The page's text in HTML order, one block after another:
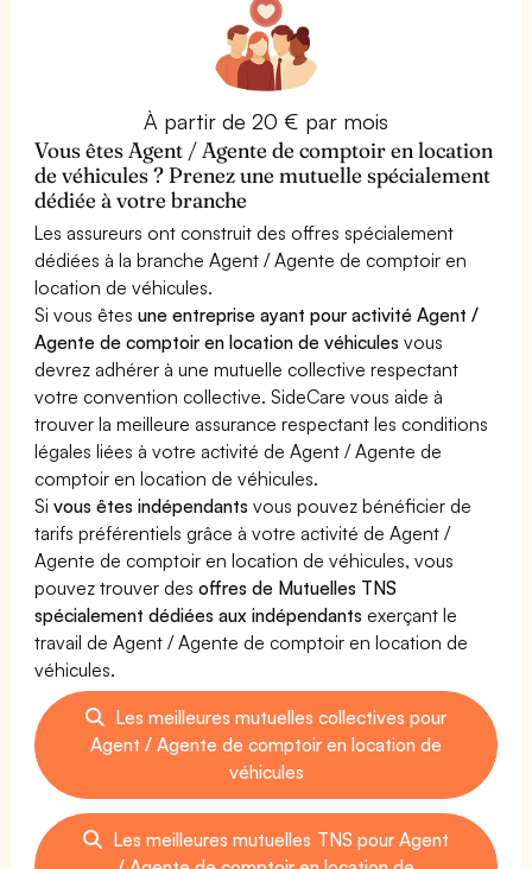
À partir de 20 € par mois
Vous êtes Agent / Agente de comptoir en location
de véhicules ? Prenez une mutuelle spécialement
dédiée à votre branche
Les assureurs ont construit des offres spécialement
dédiées à la branche Agent / Agente de comptoir en
location de véhicules.
Si vous êtesune entreprise ayant pour activité Agent /
Agente de comptoir en location de véhicules vous
devrez adhérer à une mutuelle collective respectant
votre convention collective. SideCare vous aide à
trouver la meilleure assurance respectant les conditions
légales liées à votre activité de Agent / Agente de
comptoir en location de véhicules.
Sivous êtes indépendants vous pouvez bénéficier de
tarifs préférentiels grâce à votre activité de Agent /
Agente de comptoir en location de véhicules, vous
pouvez trouver desoffres de Mutuelles TNS
spécialement dédiées aux indépendants exerçant le
travail de Agent / Agente de comptoir en location de
véhicules.
Les meilleures mutuelles collectives pour
Agent / Agente de comptoir en location de
véhicules
Les meilleures mutuelles TNS pour Agent